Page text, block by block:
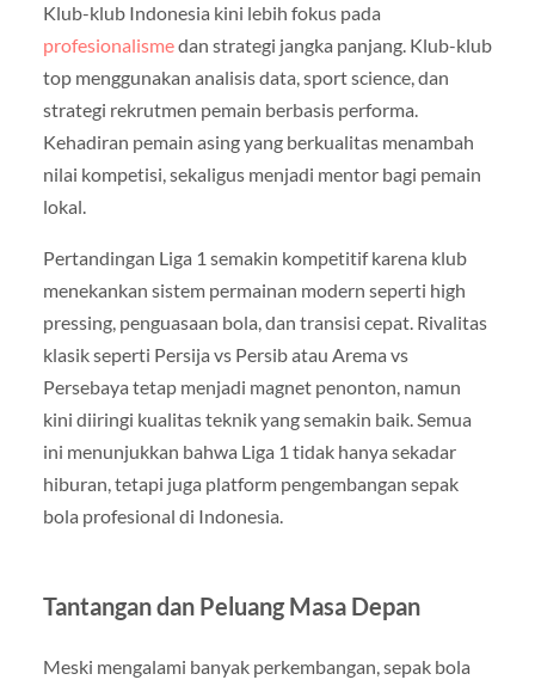
Klub-klub Indonesia kini lebih fokus pada
profesionalismedan strategi jangka panjang. Klub-klub
top menggunakan analisis data, sport science, dan
strategi rekrutmen pemain berbasis performa.
Kehadiran pemain asing yang berkualitas menambah
nilai kompetisi, sekaligus menjadi mentor bagi pemain
lokal.
Pertandingan Liga 1 semakin kompetitif karena klub
menekankan sistem permainan modern seperti high
pressing, penguasaan bola, dan transisi cepat. Rivalitas
klasik seperti Persija vs Persib atau Arema vs
Persebaya tetap menjadi magnet penonton, namun
kini diiringi kualitas teknik yang semakin baik. Semua
ini menunjukkan bahwa Liga 1 tidak hanya sekadar
hiburan, tetapi juga platform pengembangan sepak
bola profesional di Indonesia.
Tantangan dan Peluang Masa Depan
Meski mengalami banyak perkembangan, sepak bola